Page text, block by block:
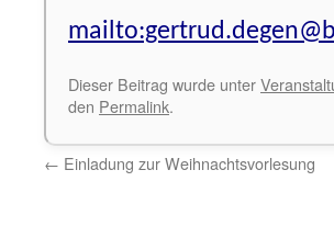
Dieser Beitrag wurde unter
den Permalink.
← Einladung zur Weihnachtsvorlesung